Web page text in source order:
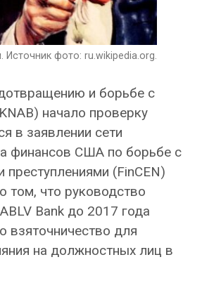
фото: ru.wikipedia.org.
и борьбе с
начало проверку
в заявлении сети
финансов США по борьбе с
(FinCEN)
том, что руководство
Bank до 2017 года
взяточничество для
на должностных лиц в